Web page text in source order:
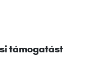
támogatást